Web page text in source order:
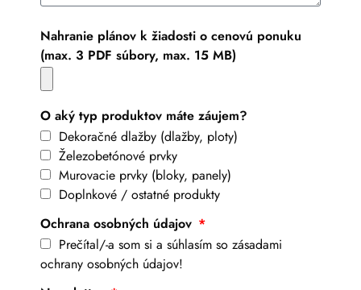
Nahranie plánov k žiadosti o cenovú ponuku
(max. 3 PDF súbory, max. 15 MB)
O aký typ produktov máte záujem?
Dekoračné dlažby (dlažby, ploty)
Železobetónové prvky
Murovacie prvky (bloky, panely)
Doplnkové / ostatné produkty
Ochrana osobných údajov
Prečítal/-a som si a súhlasím so zásadami
ochrany osobných údajov!